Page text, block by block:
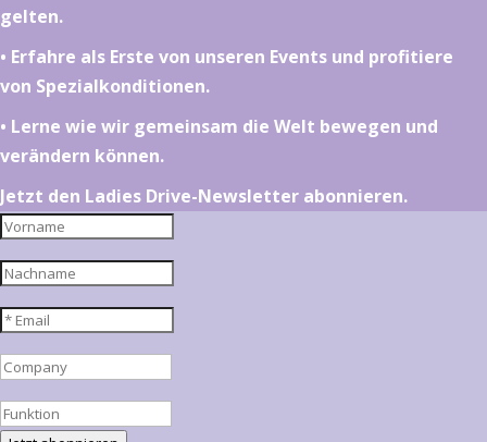
gelten.
•⁠ ⁠⁠Erfahre als Erste von unseren Events und profitiere
von Spezialkonditionen.
•⁠ ⁠⁠Lerne wie wir gemeinsam die Welt bewegen und
verändern können.
Jetzt den Ladies Drive-Newsletter abonnieren.